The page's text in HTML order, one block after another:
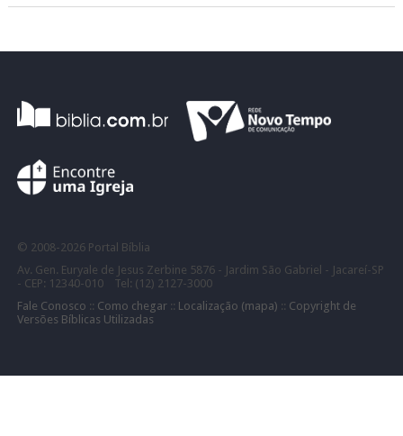
© 2008- 2026 Portal Bíblia
Av. Gen. Euryale de Jesus Zerbine 5876 - Jardim São Gabriel - Jacareí-SP
- CEP: 12340-010 Tel: (12) 2127-3000
Fale Conosco :: Como chegar:: Localização (mapa) :: Copyright de
Versões Bíblicas Utilizadas